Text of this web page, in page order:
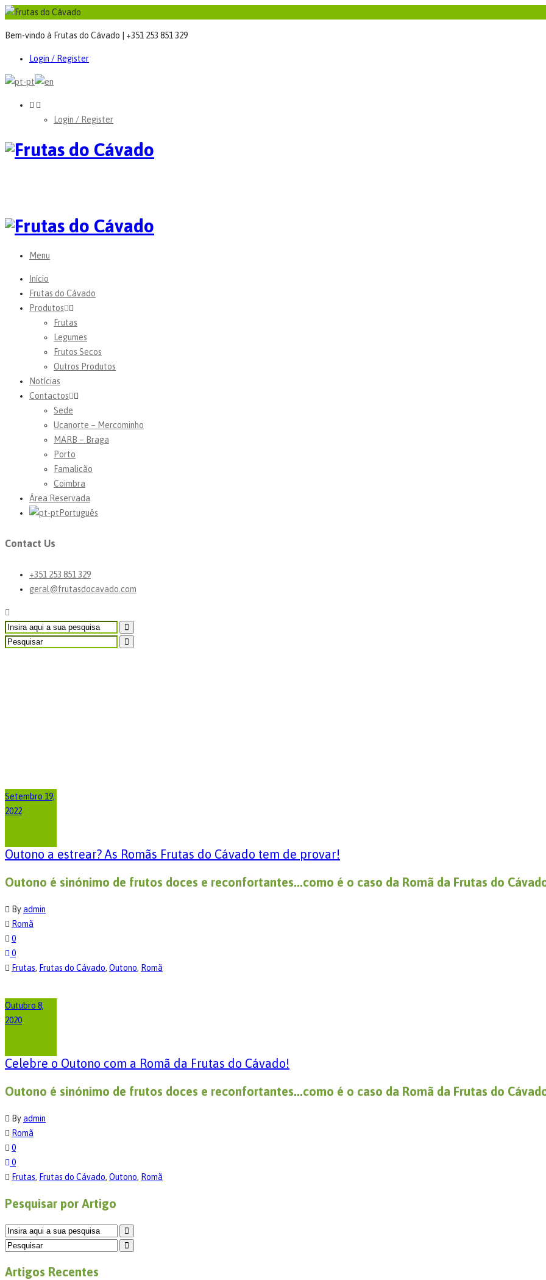
Bem-vindo à Frutas do Cávado | +351 253 851 329
Login / Register
Login / Register
Menu
Início
Frutas do Cávado
Produtos
Frutas
Legumes
Frutos Secos
Outros Produtos
Notícias
Contactos
Sede
Ucanorte – Mercominho
MARB – Braga
Porto
Famalicão
Coimbra
Área Reservada
Português
Contact Us
+351 253 851 329
geral@frutasdocavado.com
Setembro 19,
2022
Outono a estrear? As Romãs Frutas do Cávado tem de provar!
Outono é sinónimo de frutos doces e reconfortantes...como é o caso da Romã da Frutas do
Byadmin
Romã
0
0
Frutas, Frutas do Cávado, Outono, Romã
Outubro 8,
2020
Celebre o Outono com a Romã da Frutas do Cávado!
Outono é sinónimo de frutos doces e reconfortantes...como é o caso da Romã da Frutas do
Byadmin
Romã
0
0
Frutas, Frutas do Cávado, Outono, Romã
Pesquisar por Artigo
Artigos Recentes